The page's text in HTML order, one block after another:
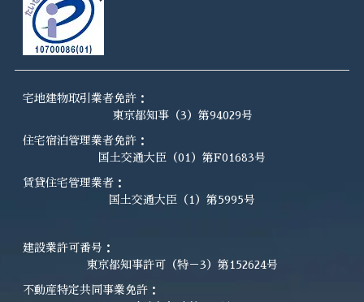
宅地建物取引業者免許：
東京都知事（3）第94029号
住宅宿泊管理業者免許：
国土交通大臣（01）第F01683号
賃貸住宅管理業者：
国土交通大臣（1）第5995号
建設業許可番号：
東京都知事許可（特－3）第152624号
不動産特定共同事業免許：